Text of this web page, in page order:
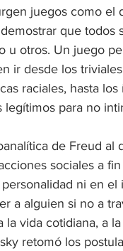
juegos como el
que todos
u otros. Un juego
ir desde los
raciales, hasta
para no
de Freud al
sociales a
ni en
a alguien si no a
vida cotidiana, a
retomó los